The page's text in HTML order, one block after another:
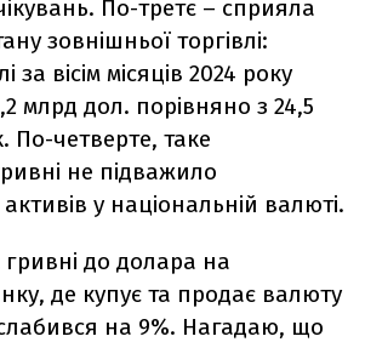
По-третє – сприяла
зовнішньої торгівлі:
за вісім місяців 2024 року
млрд дол. порівняно з 24,5
По-четверте, таке
не підважило
у національній валюті.
гривні до долара на
де купує та продає валюту
на 9%. Нагадаю, що